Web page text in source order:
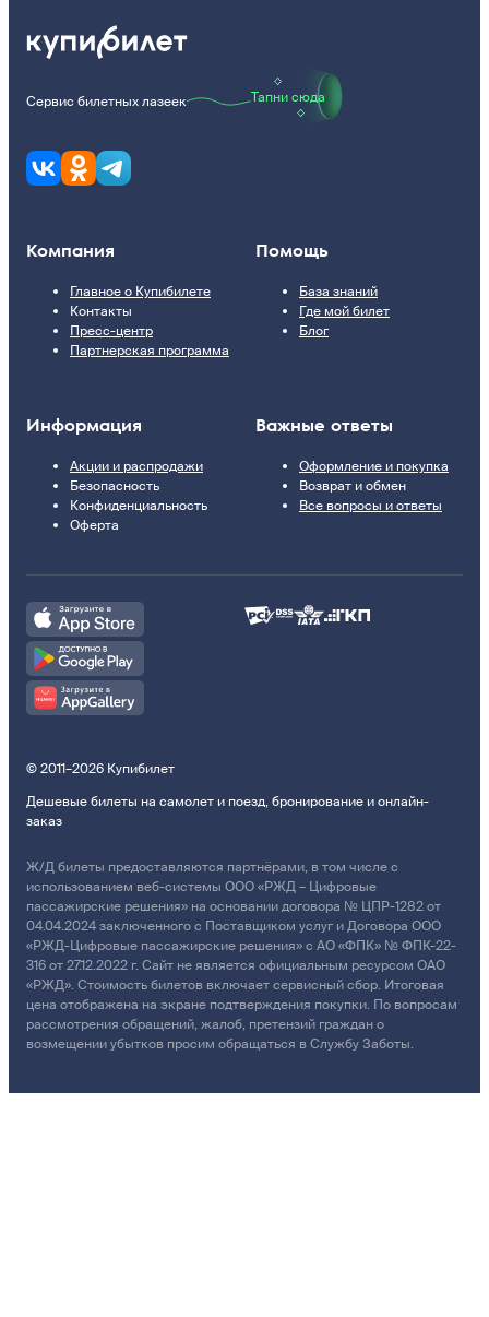
Сервис билетных лазеек Тапни сюда
Компания
Главное о Купибилете
Контакты
Пресс-центр
Партнерская программа
Помощь
База знаний
Где мой билет
Блог
Информация
Акции и распродажи
Безопасность
Конфиденциальность
Оферта
Важные ответы
Оформление и покупка
Возврат и обмен
Все вопросы и ответы
© 2011–2026 Купибилет
Дешевые билеты на самолет и поезд, бронирование и онлайн-
заказ
Ж/Д билеты предоставляются партнёрами, в том числе с
использованием веб-системы ООО «РЖД – Цифровые
пассажирские решения» на основании договора № ЦПР-1282 от
04.04.2024 заключенного с Поставщиком услуг и Договора ООО
«РЖД-Цифровые пассажирские решения» с АО «ФПК» № ФПК-22-
316 от 27.12.2022 г. Сайт не является официальным ресурсом ОАО
«РЖД». Стоимость билетов включает сервисный сбор. Итоговая
цена отображена на экране подтверждения покупки. По вопросам
рассмотрения обращений, жалоб, претензий граждан о
возмещении убытков просим обращаться в Службу Заботы.